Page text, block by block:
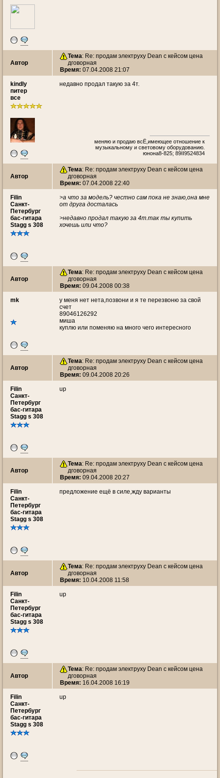
Автор
Тема: Re: продам электруху Dean с кейсом цена
дговорная
Время: 07.04.2008 21:07
kindly
питер
все
недавно продал такую за 4т.
меняю и продаю всЁ,имеющее отношение к
музыкальному и световому оборудованию.
юнона8-825; 89II9524834
Автор
Тема: Re: продам электруху Dean с кейсом цена
дговорная
Время: 07.04.2008 22:40
Filin
Санкт-
Петербург
бас-гитара
Stagg s 308
>а что за модель? честно сам пока не знаю,она мне
от друга досталась
>недавно продал такую за 4т.так ты купить
хочешь или что?
Автор
Тема: Re: продам электруху Dean с кейсом цена
дговорная
Время: 09.04.2008 00:38
mk
у меня нет нета,позвони и я те перезвоню за свой
счет
89046126292
миша
куплю или поменяю на много чего интересного
Автор
Тема: Re: продам электруху Dean с кейсом цена
дговорная
Время: 09.04.2008 20:26
Filin
Санкт-
Петербург
бас-гитара
Stagg s 308
up
Автор
Тема: Re: продам электруху Dean с кейсом цена
дговорная
Время: 09.04.2008 20:27
Filin
Санкт-
Петербург
бас-гитара
Stagg s 308
предложение ещё в силе,жду варианты
Автор
Тема: Re: продам электруху Dean с кейсом цена
дговорная
Время: 10.04.2008 11:58
Filin
Санкт-
Петербург
бас-гитара
Stagg s 308
up
Автор
Тема: Re: продам электруху Dean с кейсом цена
дговорная
Время: 16.04.2008 16:19
Filin
Санкт-
Петербург
бас-гитара
Stagg s 308
up